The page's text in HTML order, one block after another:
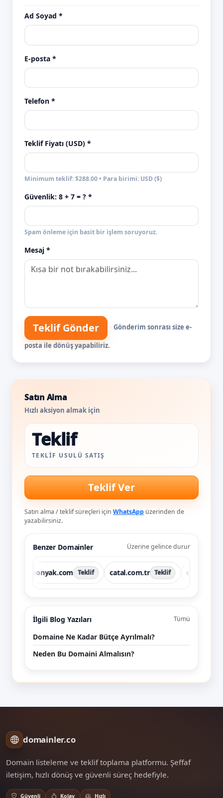
Ad Soyad *
E-posta *
Telefon *
Teklif Fiyatı (USD) *
Minimum teklif: $288.00 • Para birimi: USD ($)
Güvenlik: 8 + 7 = ? *
Spam önleme için basit bir işlem soruyoruz.
Mesaj *
Teklif Gönder Gönderim sonrası size e-
posta ile dönüş yapabiliriz.
Satın Alma
Hızlı aksiyon almak için
Teklif
TEKLIF USULÜ SATIŞ
Teklif Ver
Satın alma / teklif süreçleri için WhatsApp üzerinden de
yazabilirsiniz.
Benzer Domainler Üzerine gelince durur
amonyak.com Teklif catal.com.tr Teklif cokgen.com
İlgili Blog Yazıları Tümü
Domaine Ne Kadar Bütçe Ayrılmalı?
Neden Bu Domaini Almalısın?
domainler.co
Domain listeleme ve teklif toplama platformu. Şeffaf
iletişim, hızlı dönüş ve güvenli süreç hedefiyle.
Güvenli Kolay Hızlı